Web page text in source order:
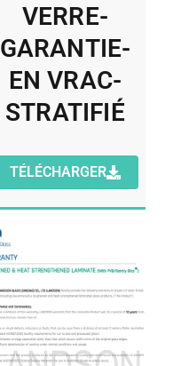
VERRE-
GARANTIE-
EN VRAC-
STRATIFIÉ
TÉLÉCHARGER